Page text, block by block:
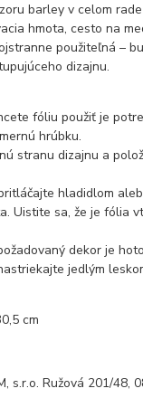
barley v celom
hmota, cesto na
použiteľná –
dizajnu.
fóliu použiť je
hrúbku.
stranu dizajnu a
hladidlom
Uistite sa, že je fólia
dekor je
jedlým
cm
s.r.o. Ružová 201/48,